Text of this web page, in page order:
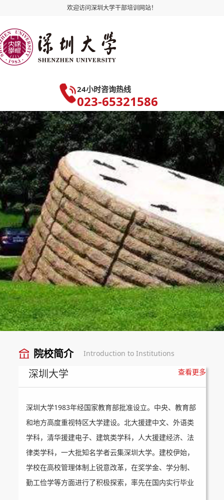
欢迎访问深圳大学干部培训网站！
24小时咨询热线
023-65321586
院校简介 Introduction to Institutions
深圳大学 查看更多
深圳大学1983年经国家教育部批准设立。中央、教育部
和地方高度重视特区大学建设。北大援建中文、外语类
学科，清华援建电子、建筑类学科，人大援建经济、法
律类学科，一大批知名学者云集深圳大学。建校伊始，
学校在高校管理体制上锐意改革，在奖学金、学分制、
勤工俭学等方面进行了积极探索，率先在国内实行毕业